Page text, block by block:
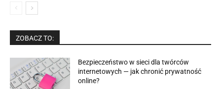
ZOBACZ TO:
Bezpieczeństwo w sieci dla twórców
internetowych — jak chronić prywatność
online?